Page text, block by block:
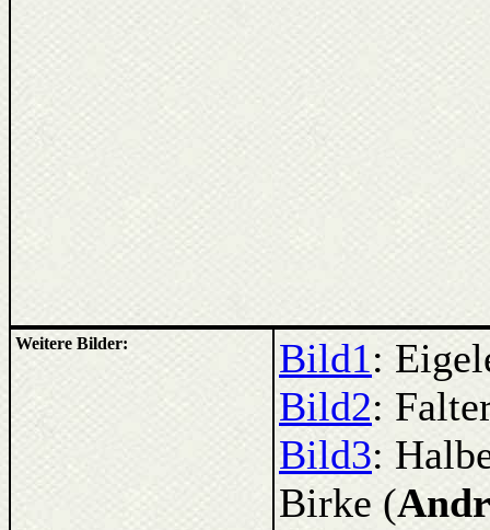
Weitere Bilder: Bild1:
Bild2:
Bild3:
Birke (